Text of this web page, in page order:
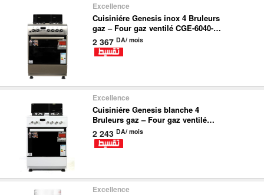
Excellence
Cuisiniére Genesis inox 4 Bruleurs
gaz – Four gaz ventilé CGE-6040-
GL-IN-GENESIS
2 367 DA/ mois
Excellence
Cuisiniére Genesis blanche 4
Bruleurs gaz – Four gaz ventilé
CGE-6040-GL-WH-GENESIS
2 243 DA/ mois
Excellence